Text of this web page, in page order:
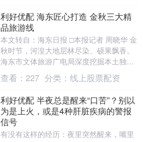
利好优配 海东匠心打造 金秋三大精
品旅游线
本文转自：海东日报 □本报记者 周晓华 金
秋时节，河湟大地层林尽染、硕果飘香。
海东市文体旅游广电局深度挖掘本土独特
文化资源、地域优势与人文风情，精心打
造3条兼具....
查看： 227 分类： 线上股票配资
利好优配 半夜总是醒来“口苦”？别以
为是上火，或是4种肝脏疾病的警报
信号
有没有这样的经历：夜里突然醒来，嘴里